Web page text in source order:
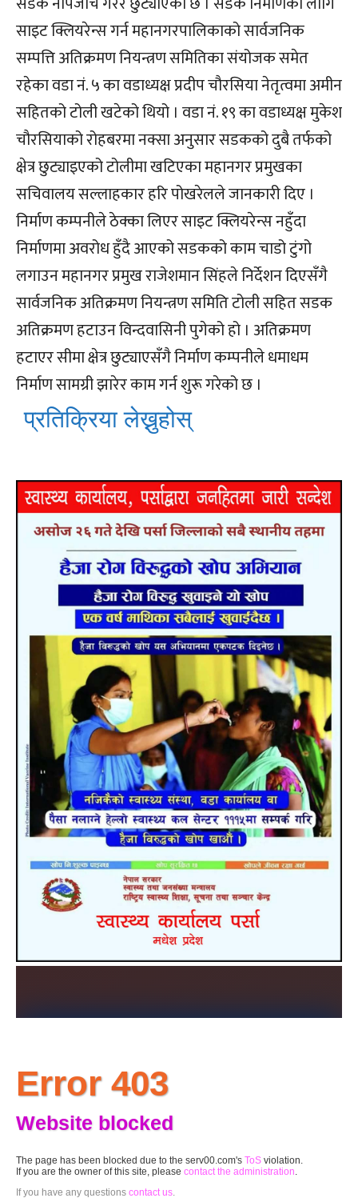
साइट क्लियरेन्स गर्न महानगरपालिकाको सार्वजनिक
सम्पत्ति अतिक्रमण नियन्त्रण समितिका संयोजक समेत
रहेका वडा नं. ५ का वडाध्यक्ष प्रदीप चौरसिया नेतृत्वमा अमीन
सहितको टोली खटेको थियो । वडा नं. १९ का वडाध्यक्ष मुकेश
चौरसियाको रोहबरमा नक्सा अनुसार सडकको दुबै तर्फको
क्षेत्र छुट्याइएको टोलीमा खटिएका महानगर प्रमुखका
सचिवालय सल्लाहकार हरि पोखरेलले जानकारी दिए ।
निर्माण कम्पनीले ठेक्का लिएर साइट क्लियरेन्स नहुँदा
निर्माणमा अवरोध हुँदै आएको सडकको काम चाडो टुंगो
लगाउन महानगर प्रमुख राजेशमान सिंहले निर्देशन दिएसँगै
सार्वजनिक अतिक्रमण नियन्त्रण समिति टोली सहित सडक
अतिक्रमण हटाउन विन्दवासिनी पुगेको हो । अतिक्रमण
हटाएर सीमा क्षेत्र छुट्याएसँगै निर्माण कम्पनीले धमाधम
निर्माण सामग्री झारेर काम गर्न शुरू गरेको छ ।
प्रतिक्रिया लेख्नुहोस्